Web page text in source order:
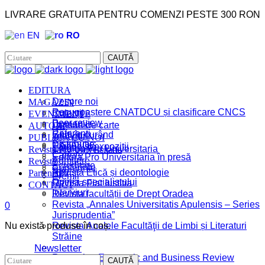
LIVRARE GRATUITA PENTRU COMENZI PESTE 300 RON
EN RO
CAUTĂ
EDITURA
Despre noi
Recunoaștere CNATDCU și clasificare CNCS
Peer review
Referenți
Distribuție
Cariere
Acreditare
Premii
MAGAZIN
Colecții
Domenii
Cărţi în curând
CATALOG
EVENIMENTE
Lansări de carte
Interviuri
Târguri și expoziții
Editura Pro Universitaria în presă
Conferințe
AUTORI
PUBLICĂ CU NOI
Catalog Pro Universitaria
Revista Pro Universitaria
Admitere
Știri
Opinia specialistului
Interviuri
Reviste
Revista Etică și deontologie
Revista Fiat Iustitia
Revista facultății de Drept Oradea
Revista „Annales Universitatis Apulensis – Series
Jurisprudentia”
Revista Analele Facultăţii de Limbi și Literaturi
Străine
Romanian Economic and Business Review
Parteneri
CONTACT
0
Nu există produse în coș.
Newsletter
CAUTĂ